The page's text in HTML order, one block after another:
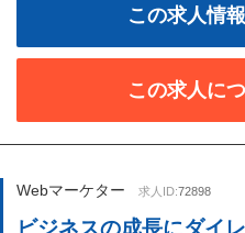
この求人情
この求人に
Webマーケター 求人ID:72898
ビジネスの成長にダイ